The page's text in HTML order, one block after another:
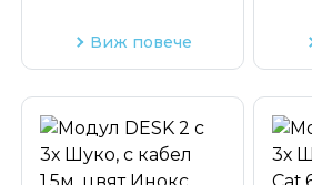
Виж повече